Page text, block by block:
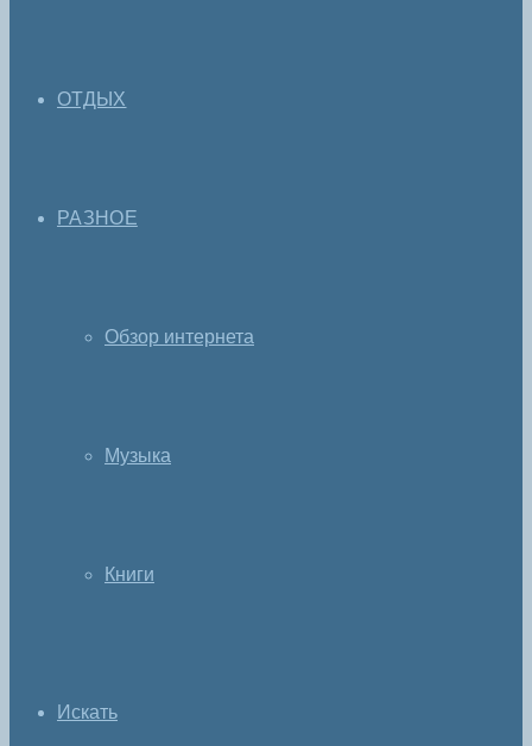
ОТДЫХ
РАЗНОЕ
Обзор интернета
Музыка
Книги
Искать